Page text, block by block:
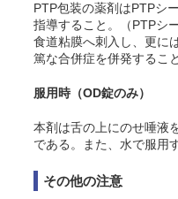
PTP包装の薬剤はPTPシ
指導すること。（PTPシ
食道粘膜へ刺入し、更に
篤な合併症を併発するこ
服用時（OD錠のみ）
本剤は舌の上にのせ唾液
である。また、水で服用
その他の注意